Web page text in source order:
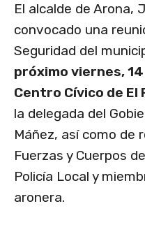
El alcalde de Arona,
convocado una
Seguridad del
próximo viernes,
Centro Cívico de El
la delegada del
Máñez, así como de
Fuerzas y Cuerpos
Policía Local y
aronera.